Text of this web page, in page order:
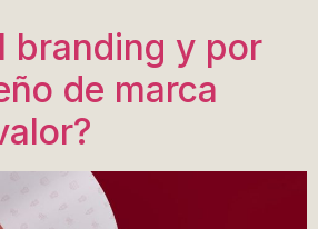
branding y por
de marca